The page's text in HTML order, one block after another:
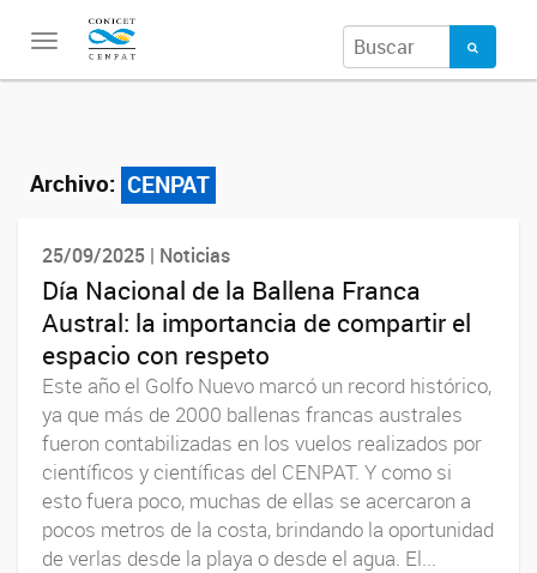
Toggle
Archivo: CENPAT
25/09/2025 | Noticias
Día Nacional de la Ballena Franca
Austral: la importancia de compartir el
espacio con respeto
Este año el Golfo Nuevo marcó un record histórico,
ya que más de 2000 ballenas francas australes
fueron contabilizadas en los vuelos realizados por
científicos y científicas del CENPAT. Y como si
esto fuera poco, muchas de ellas se acercaron a
pocos metros de la costa, brindando la oportunidad
de verlas desde la playa o desde el agua. El...